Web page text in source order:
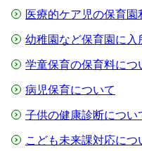
医療的ケア児の保育園
幼稚園など保育園に⼊
学童保育の保育料につ
病児保育について
⼦供の健康診断につい
こども未来課対応につ